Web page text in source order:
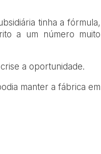
tinha a fórmula,
a um número muito
a oportunidade.
manter a fábrica em